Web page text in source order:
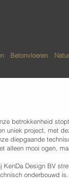
Betonvloeren
betrokkenheid
uniek project, met
diepgaande
alleen mooi ogen,
KenDa Design BV
onderbouwd is.